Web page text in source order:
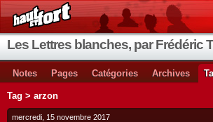
Les Lettres blanches, par Frédéric
Notes Pages Catégories Archives
Tag > arzon
mercredi, 15 novembre 2017